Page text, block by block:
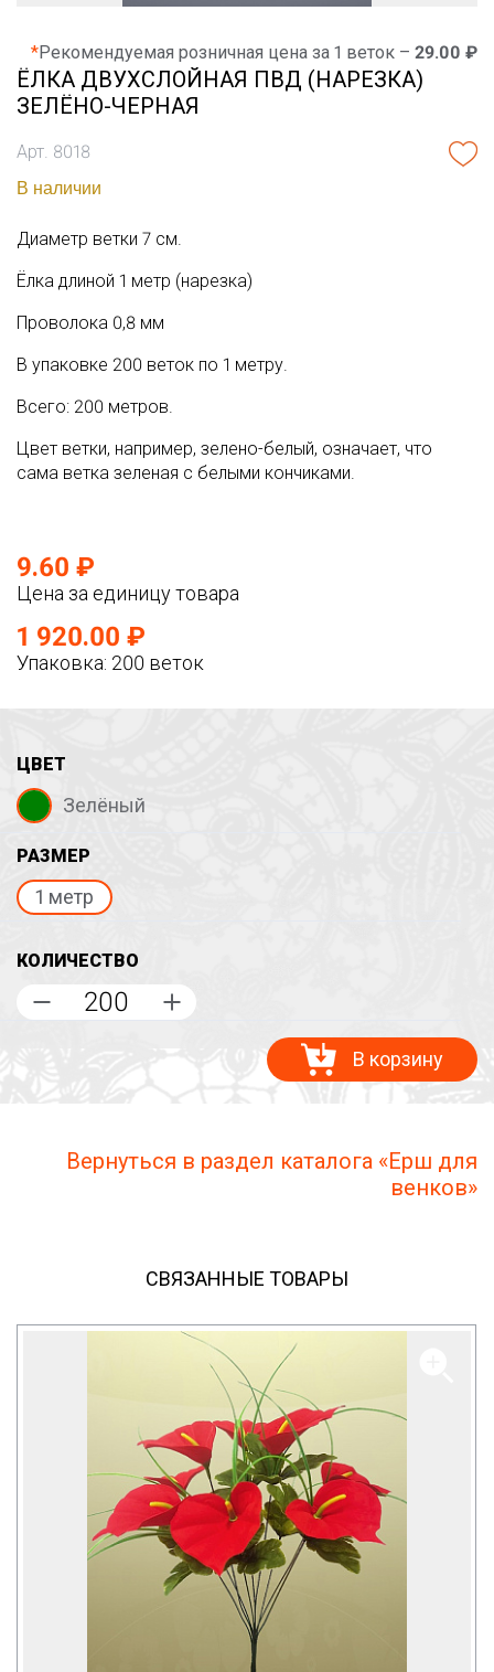
*Рекомендуемая розничная цена за 1 веток – 29.00 ₽
ЁЛКА ДВУХСЛОЙНАЯ ПВД (НАРЕЗКА)
ЗЕЛЁНО-ЧЕРНАЯ
Арт. 8018
В наличии
Диаметр ветки 7 см.
Ёлка длиной 1 метр (нарезка)
Проволока 0,8 мм
В упаковке 200 веток по 1 метру.
Всего: 200 метров.
Цвет ветки, например, зелено-белый, означает, что
сама ветка зеленая с белыми кончиками.
9.60 ₽
Цена за единицу товара
1 920.00 ₽
Упаковка: 200 веток
ЦВЕТ
Зелёный
РАЗМЕР
1 метр
КОЛИЧЕСТВО
В корзину
Вернуться в раздел каталога «Ерш для
венков»
СВЯЗАННЫЕ ТОВАРЫ